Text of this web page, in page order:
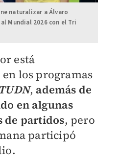
naturalizar a Álvaro
Mundial 2026 con el Tri
está
los programas
TUDN, además de
en algunas
de partidos, pero
participó